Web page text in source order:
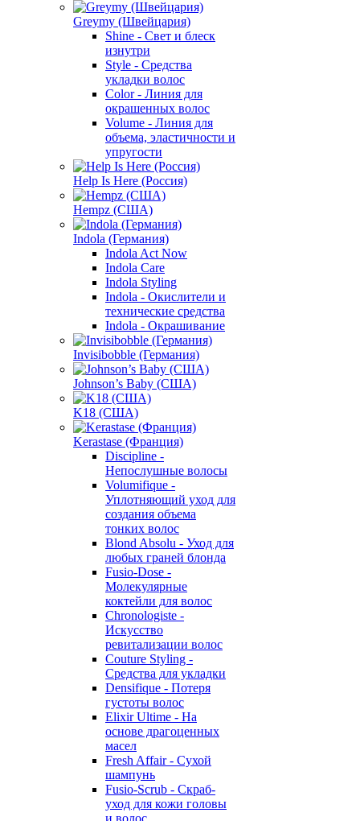
Greymy (Швейцария)
Shine - Свет и блеск
изнутри
Style - Средства
укладки волос
Color - Линия для
окрашенных волос
Volume - Линия для
объема, эластичности и
упругости
Help Is Here (Россия)
Hempz (США)
Indola (Германия)
Indola Act Now
Indola Care
Indola Styling
Indola - Окислители и
технические средства
Indola - Окрашивание
Invisibobble (Германия)
Johnson’s Baby (США)
K18 (США)
Kerastase (Франция)
Discipline -
Непослушные волосы
Volumifique -
Уплотняющий уход для
создания объема
тонких волос
Blond Absolu - Уход для
любых граней блонда
Fusio-Dose -
Молекулярные
коктейли для волос
Chronologiste -
Искусство
ревитализации волос
Couture Styling -
Средства для укладки
Densifique - Потеря
густоты волос
Elixir Ultime - На
основе драгоценных
масел
Fresh Affair - Сухой
шампунь
Fusio-Scrub - Скраб-
уход для кожи головы
и волос